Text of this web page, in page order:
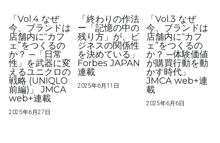
「Vol.4 なぜ
今、ブランドは
店舗内に“カフ
ェ”をつくるの
か？ ─「日常
性」を武器に変
えるユニクロの
戦略 (UNIQLO
前編)」 JMCA
web+連載
2025年6月27日
「終わりの作法
ー「記憶の中の
残り方」が、ビ
ジネスの関係性
を決めている」
Forbes JAPAN
連載
2025年6月11日
「Vol.3 なぜ
今、ブランドは
店舗内に“カフ
ェ”をつくるの
か？ ─体験価値
が購買行動を動
かす時代」
JMCA web+連
載
2025年6月6日